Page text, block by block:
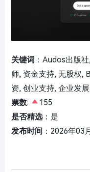
关键词 ：Audos出版
师, 资金支持, 无股权,
资, 创业支持, 企业发展
票数:
155
是否精选：是
发布时间 ：2026年03